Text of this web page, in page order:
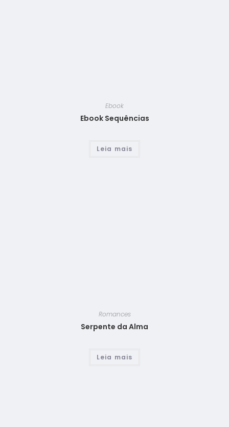
Ebook
Ebook Sequências
Leia mais
Romances
Serpente da Alma
Leia mais